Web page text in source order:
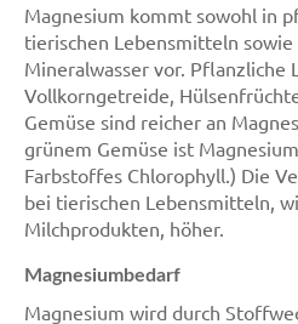
Magnesium kommt sowohl in
tierischen Lebensmitteln sowie
Mineralwasser vor. Pflanzliche
Vollkorngetreide,
Gemüse sind reicher an
grünem Gemüse ist
Farbstoffes Chlorophyll.) Die
bei tierischen Lebensmitteln,
Milchprodukten, höher.
Magnesiumbedarf
Magnesium wird durch